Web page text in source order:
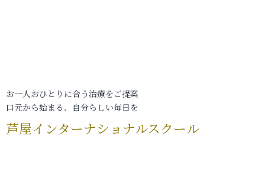
お一人おひとりに合う治療をご提案
口元から始まる、自分らしい毎日を
芦屋インターナショナルスクール